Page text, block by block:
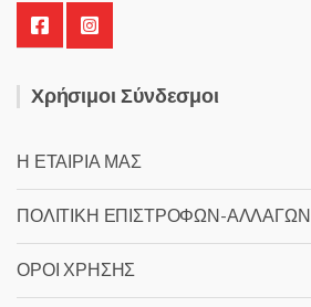
Χρήσιμοι Σύνδεσμοι
Η ΕΤΑΙΡΙΑ ΜΑΣ
ΠΟΛΙΤΙΚΗ ΕΠΙΣΤΡΟΦΩΝ-ΑΛΛΑΓΩΝ
ΟΡΟΙ ΧΡΗΣΗΣ